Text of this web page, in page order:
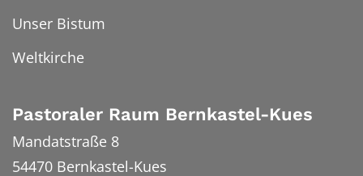
Unser Bistum
Weltkirche
Pastoraler Raum Bernkastel-Kues
Mandatstraße 8
54470 Bernkastel-Kues